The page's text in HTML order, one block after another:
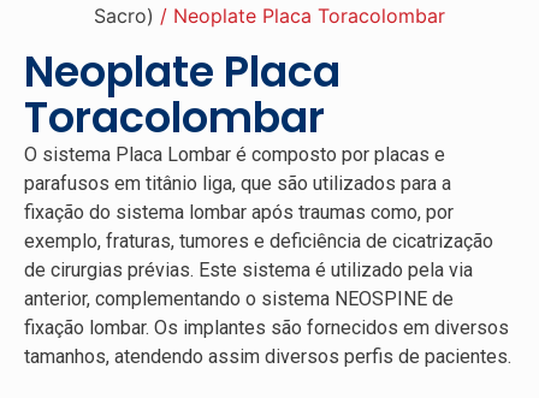
Sacro) / Neoplate Placa Toracolombar
Neoplate Placa
Toracolombar
O sistema Placa Lombar é composto por placas e
parafusos em titânio liga, que são utilizados para a
fixação do sistema lombar após traumas como, por
exemplo, fraturas, tumores e deficiência de cicatrização
de cirurgias prévias. Este sistema é utilizado pela via
anterior, complementando o sistema NEOSPINE de
fixação lombar. Os implantes são fornecidos em diversos
tamanhos, atendendo assim diversos perfis de pacientes.